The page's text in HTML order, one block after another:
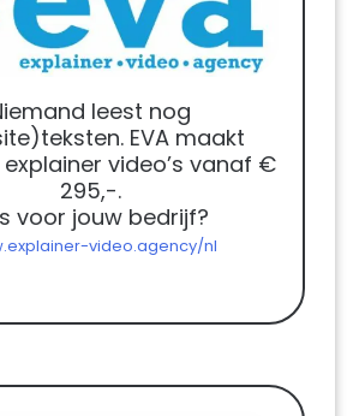
leest nog
EVA maakt
video’s vanaf €
295,-.
voor jouw bedrijf?
video.agency/nl